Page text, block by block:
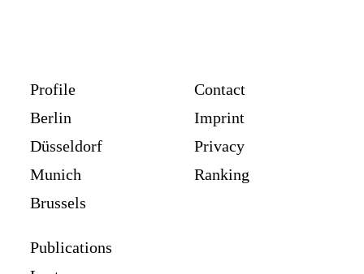
Profile
Berlin
Düsseldorf
Munich
Brussels
Contact
Imprint
Privacy
Ranking
Publications